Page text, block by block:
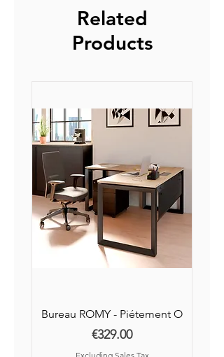
plateformes à nos transporteurs
assurant la livraison finale.
La livraison s'effectue entre 3 et 5
Related
Products
Bureau ROMY - Piétement O
Price
€329.00